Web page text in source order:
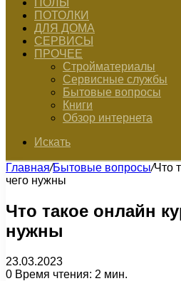
ПОЛЫ
ПОТОЛКИ
ДЛЯ ДОМА
СЕРВИСЫ
ПРОЧЕЕ
Стройматериалы
Сервисные службы
Бытовые вопросы
Книги
Обзор интернета
Искать
Главная/Бытовые вопросы/Что
чего нужны
Что такое онлайн
нужны
23.03.2023
0 Время чтения: 2 мин.